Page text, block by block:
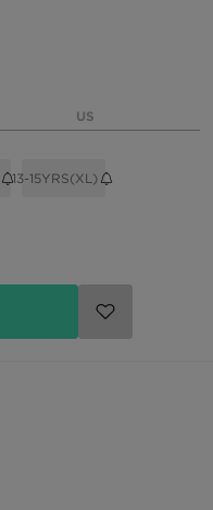
US
13-15YRS(XL)